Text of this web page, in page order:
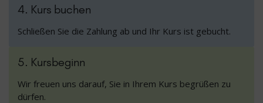
4. Kurs buchen
Schließen Sie die Zahlung ab und Ihr Kurs ist gebucht.
5. Kursbeginn
Wir freuen uns darauf, Sie in Ihrem Kurs begrüßen zu
dürfen.